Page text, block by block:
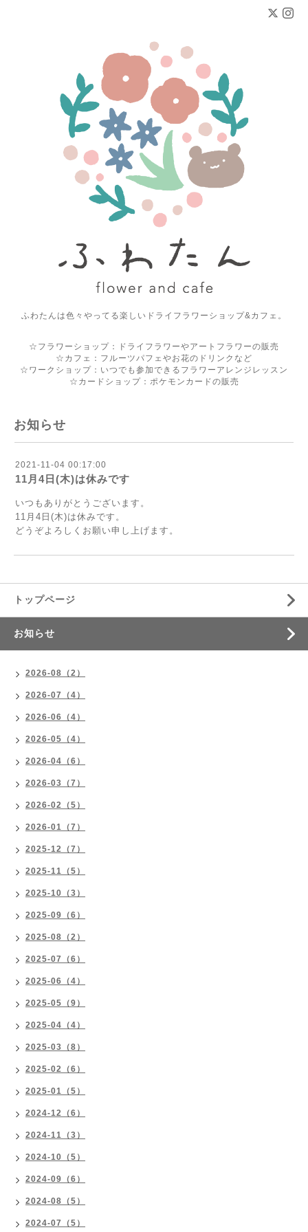
ふわたんは色々やってる楽しいドライフラワーショップ&カフェ。
☆フラワーショップ：ドライフラワーやアートフラワーの販売
☆カフェ：フルーツパフェやお花のドリンクなど
☆ワークショップ：いつでも参加できるフラワーアレンジレッスン
☆カードショップ：ポケモンカードの販売
お知らせ
2021-11-04 00:17:00
11月4日(木)は休みです
いつもありがとうございます。
11月4日(木)は休みです。
どうぞよろしくお願い申し上げます。
トップページ
お知らせ
2026-08（2）
2026-07（4）
2026-06（4）
2026-05（4）
2026-04（6）
2026-03（7）
2026-02（5）
2026-01（7）
2025-12（7）
2025-11（5）
2025-10（3）
2025-09（6）
2025-08（2）
2025-07（6）
2025-06（4）
2025-05（9）
2025-04（4）
2025-03（8）
2025-02（6）
2025-01（5）
2024-12（6）
2024-11（3）
2024-10（5）
2024-09（6）
2024-08（5）
2024-07（5）